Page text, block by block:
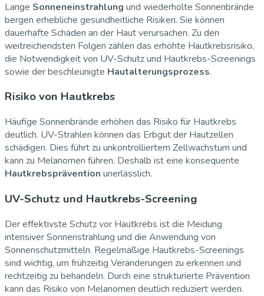
Lange Sonneneinstrahlung und wiederholte Sonnenbrände
bergen erhebliche gesundheitliche Risiken. Sie können
dauerhafte Schäden an der Haut verursachen. Zu den
weitreichendsten Folgen zählen das erhöhte Hautkrebsrisiko,
die Notwendigkeit von UV-Schutz und Hautkrebs-Screenings
sowie der beschleunigte Hautalterungsprozess.
Risiko von Hautkrebs
Häufige Sonnenbrände erhöhen das Risiko für Hautkrebs
deutlich. UV-Strahlen können das Erbgut der Hautzellen
schädigen. Dies führt zu unkontrolliertem Zellwachstum und
kann zu Melanomen führen. Deshalb ist eine konsequente
Hautkrebsprävention unerlässlich.
UV-Schutz und Hautkrebs-Screening
Der effektivste Schutz vor Hautkrebs ist die Meidung
intensiver Sonnenstrahlung und die Anwendung von
Sonnenschutzmitteln. Regelmäßige Hautkrebs-Screenings
sind wichtig, um frühzeitig Veränderungen zu erkennen und
rechtzeitig zu behandeln. Durch eine strukturierte Prävention
kann das Risiko von Melanomen deutlich reduziert werden.